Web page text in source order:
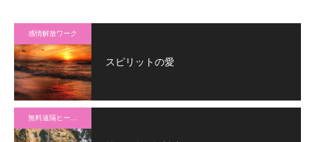
感情解放ワーク
スピリットの愛